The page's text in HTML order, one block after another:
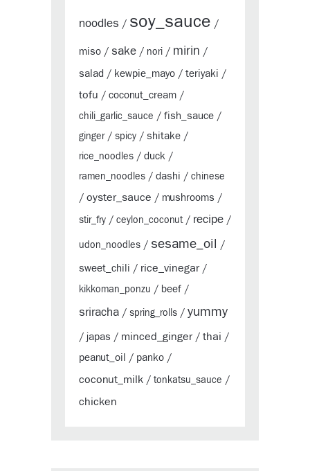
noodles / soy_sauce /
miso / sake / nori / mirin /
salad / kewpie_mayo / teriyaki /
tofu / coconut_cream /
chili_garlic_sauce / fish_sauce /
ginger/ spicy / shitake /
rice_noodles / duck /
ramen_noodles / dashi / chinese
/ oyster_sauce / mushrooms /
stir_fry / ceylon_coconut/ recipe /
udon_noodles / sesame_oil /
sweet_chili / rice_vinegar/
kikkoman_ponzu / beef /
sriracha / spring_rolls / yummy
/ japas / minced_ginger/ thai /
peanut_oil / panko /
coconut_milk / tonkatsu_sauce /
chicken